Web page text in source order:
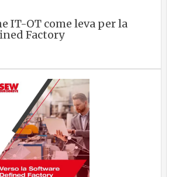
IT-OT come leva per la
Factory